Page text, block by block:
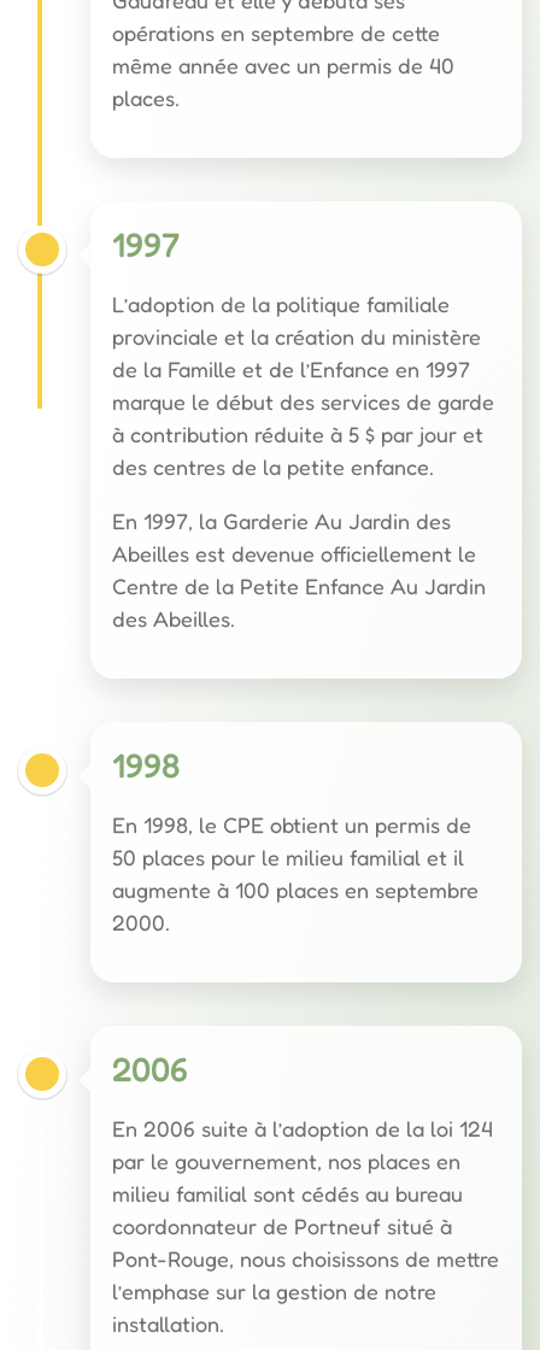
opérations en septembre de cette
même année avec un permis de 40
places.
1997
L’adoption de la politique familiale
provinciale et la création du ministère
de la Famille et de l’Enfance en 1997
marque le début des services de garde
à contribution réduite à 5 $ par jour et
des centres de la petite enfance.
En 1997, la Garderie Au Jardin des
Abeilles est devenue officiellement le
Centre de la Petite Enfance Au Jardin
des Abeilles.
1998
En 1998, le CPE obtient un permis de
50 places pour le milieu familial et il
augmente à 100 places en septembre
2000.
2006
En 2006 suite à l’adoption de la loi 124
par le gouvernement, nos places en
milieu familial sont cédés au bureau
coordonnateur de Portneuf situé à
Pont-Rouge, nous choisissons de mettre
l’emphase sur la gestion de notre
installation.